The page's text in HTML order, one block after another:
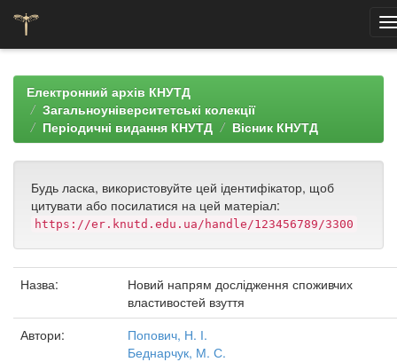
navigationЕлектронний архів КНУТД
Загальноуніверситетські колекції
Періодичні видання КНУТД
Вісник КНУТД
Будь ласка, використовуйте цей ідентифікатор, щоб
цитувати або посилатися на цей матеріал:
https://er.knutd.edu.ua/handle/123456789/3300
Назва:
Новий напрям дослідження споживчих
властивостей взуття
Автори:
Попович, Н. І.
Беднарчук, М. С.